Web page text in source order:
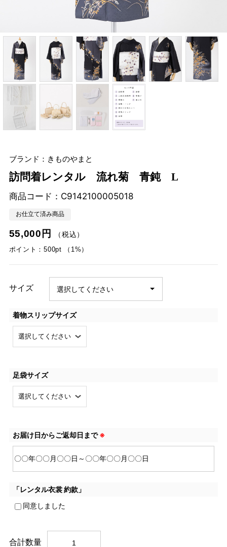
ブランド：きものやまと
訪問着レンタル 流れ菊 青鈍 L
商品コード： C9142100005018
お仕立て済み商品
55,000円 （税込）
ポイント：500pt （1%）
サイズ
着物スリップサイズ
足袋サイズ
お届け日からご返却日まで ※
「レンタル衣裳 約款」
同意しました
合計数量